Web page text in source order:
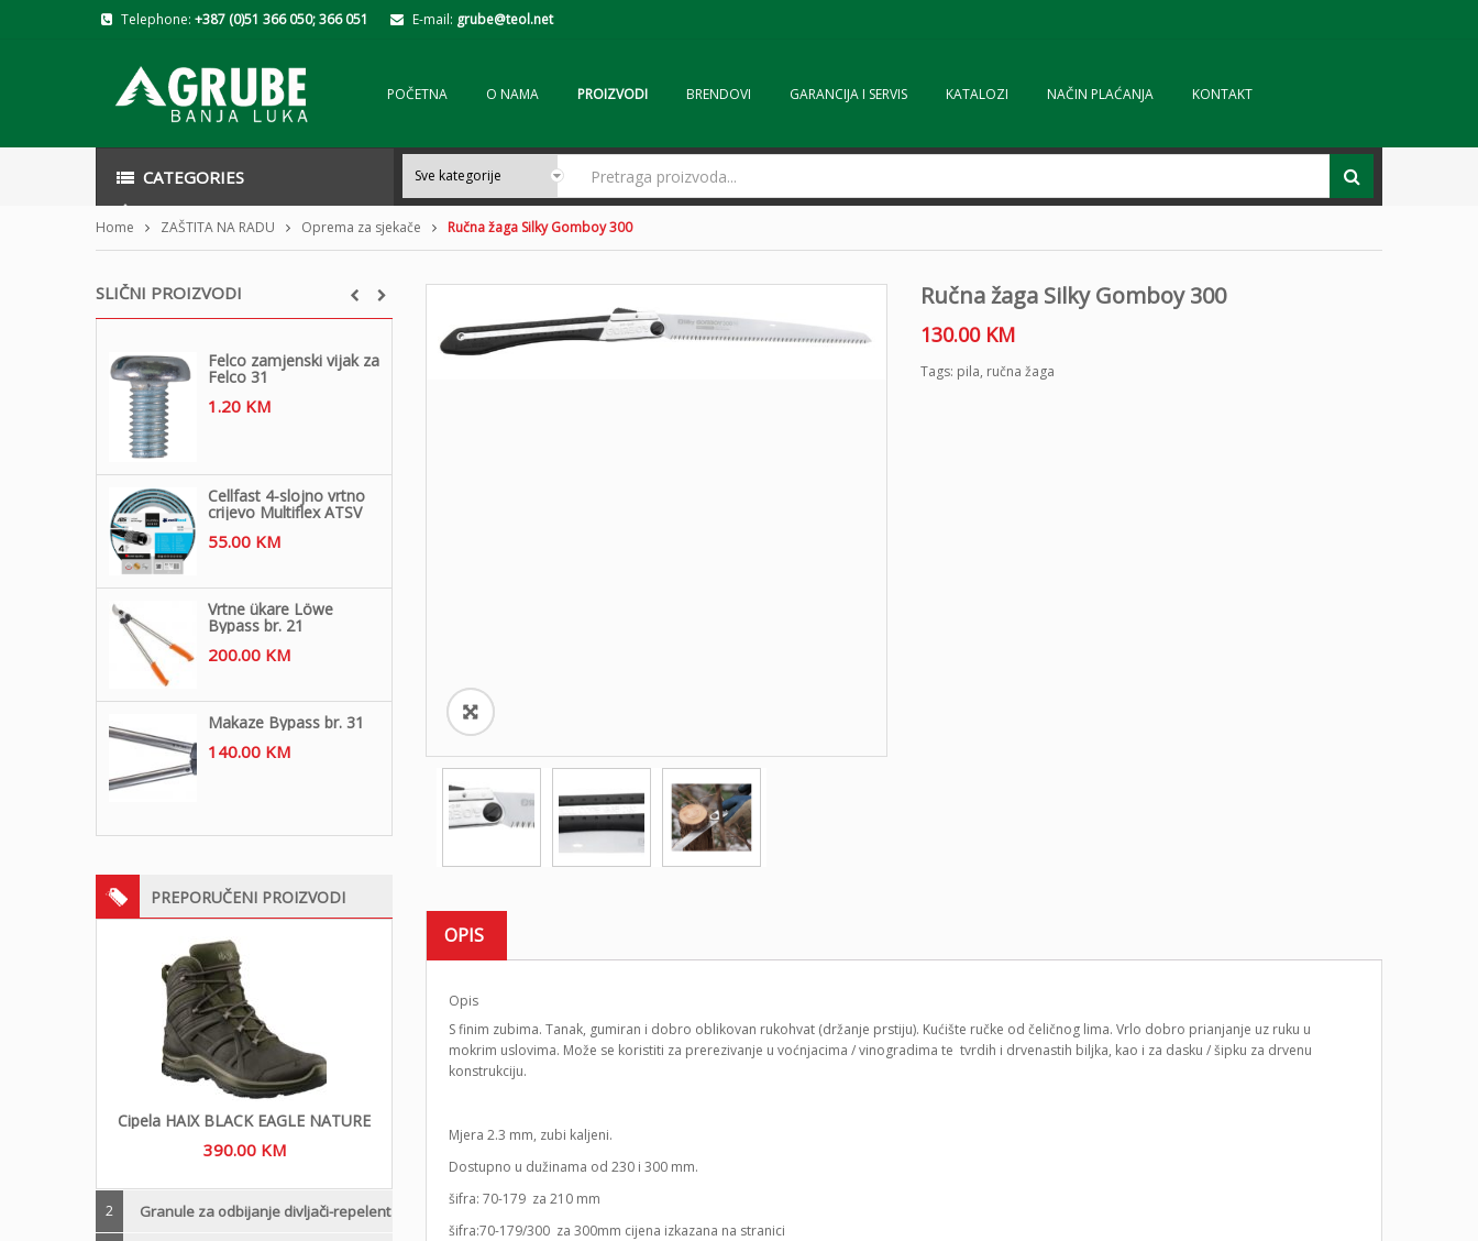
Telephone: +387 (0)51 366 050; 366 051 E-mail: grube@teol.net
POČETNA O NAMA PROIZVODI BRENDOVI GARANCIJA I SERVIS KATALOZI NAČIN PLAĆANJA KONTAKT
CATEGORIES
Home ZAŠTITA NA RADU Oprema za sjekače Ručna žaga Silky Gomboy 300
SLIČNI PROIZVODI
Felco zamjenski vijak za
Felco 31
1.20 KM
Cellfast 4-slojno vrtno
crijevo Multiflex ATSV
55.00 KM
Vrtne ükare Löwe
Bypass br. 21
200.00 KM
Makaze Bypass br. 31
140.00 KM
PREPORUČENI PROIZVODI
Cipela HAIX BLACK EAGLE NATURE
390.00 KM
2 Granule za odbijanje divljači-repelent
Ručna žaga Silky Gomboy 300
130.00 KM
Tags: pila, ručna žaga
OPIS
Opis
S finim zubima. Tanak, gumiran i dobro oblikovan rukohvat (držanje prstiju). Kućište ručke od čeličnog lima. Vrlo dobro prianjanje uz ruku u
mokrim uslovima. Može se koristiti za prerezivanje u voćnjacima / vinogradima te tvrdih i drvenastih biljka, kao i za dasku / šipku za drvenu
konstrukciju.
Mjera 2.3 mm, zubi kaljeni.
Dostupno u dužinama od 230 i 300 mm.
šifra: 70-179 za 210 mm
šifra:70-179/300 za 300mm cijena izkazana na stranici